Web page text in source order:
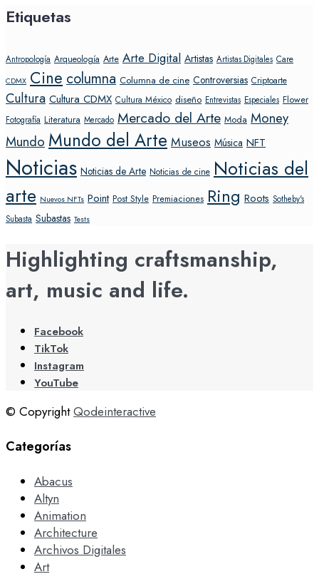
Etiquetas
Antropología Arqueología Arte Arte Digital Artistas Artistas Digitales Care
CDMX Cine columna Columna de cine Controversias Criptoarte
Cultura Cultura CDMX Cultura México diseño Entrevistas Especiales Flower
Fotografía Literatura Mercado Mercado del Arte Moda Money
Mundo Mundo del Arte Museos Música NFT
Noticias Noticias de Arte Noticias de cine Noticias del
arte Nuevos NFTs Point Post Style Premiaciones Ring Roots Sotheby's
Subasta Subastas Tests
Highlighting craftsmanship,
art, music and life.
Facebook
TikTok
Instagram
YouTube
© CopyrightQodeinteractive
Categorías
Abacus
Altyn
Animation
Architecture
Archivos Digitales
Art